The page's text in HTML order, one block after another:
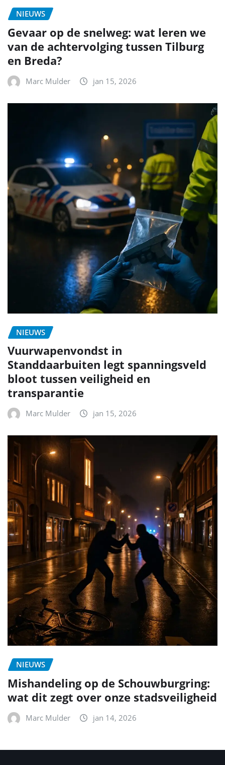
NIEUWS
Gevaar op de snelweg: wat leren we
van de achtervolging tussen Tilburg
en Breda?
Marc Mulder jan 15, 2026
NIEUWS
Vuurwapenvondst in
Standdaarbuiten legt spanningsveld
bloot tussen veiligheid en
transparantie
Marc Mulder jan 15, 2026
NIEUWS
Mishandeling op de Schouwburgring:
wat dit zegt over onze stadsveiligheid
Marc Mulder jan 14, 2026